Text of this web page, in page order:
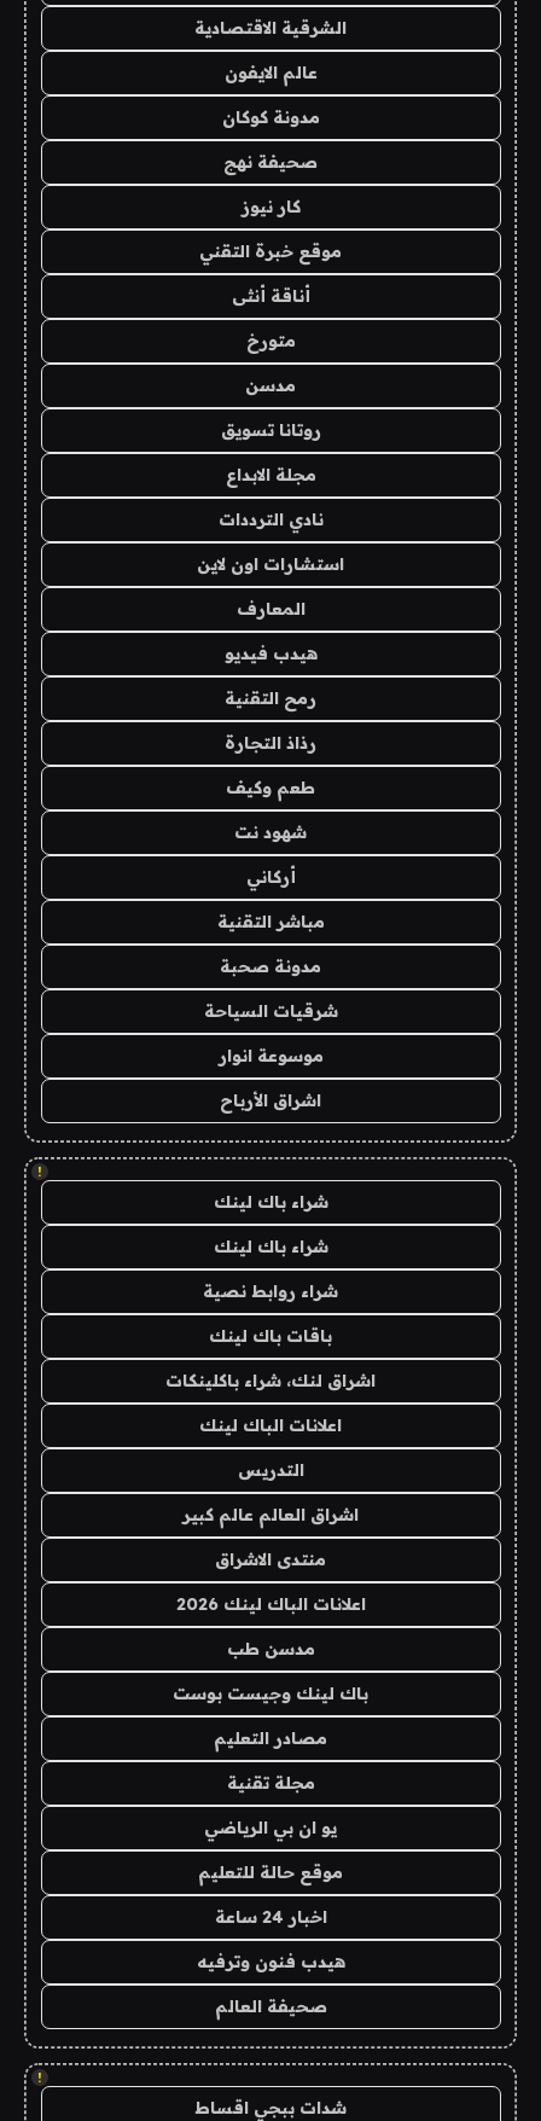
الشرقية الاقتصادية
عالم الايفون
مدونة كوكان
صحيفة نهج
كار نيوز
موقع خبرة التقني
أناقة أنثى
متورخ
مدسن
روتانا تسويق
مجلة الابداع
نادي الترددات
استشارات اون لاين
المعارف
هيدب فيديو
رمح التقنية
رذاذ التجارة
طعم وكيف
شهود نت
أركاني
مباشر التقنية
مدونة صحبة
شرقيات السياحة
موسوعة انوار
اشراق الأرباح
!
شراء باك لينك
شراء باك لينك
شراء روابط نصية
باقات باك لينك
اشراق لنك، شراء باكلينكات
اعلانات الباك لينك
التدريس
اشراق العالم عالم كبير
منتدى الاشراق
اعلانات الباك لينك 2026
مدسن طب
باك لينك وجيست بوست
مصادر التعليم
مجلة تقنية
يو ان بي الرياضي
موقع حالة للتعليم
اخبار 24 ساعة
هيدب فنون وترفيه
صحيفة العالم
!
شدات ببجي اقساط